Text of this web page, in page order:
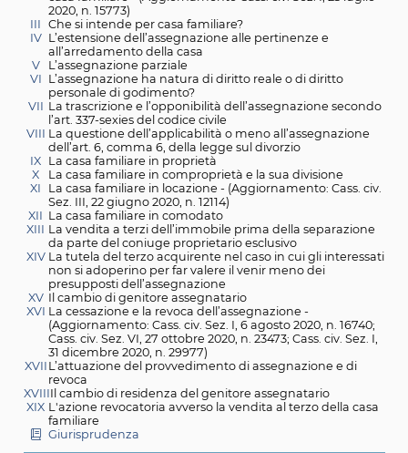
I La disciplina normativa uniforme
casa familiare dopo la riforma del 2013 e i suoi
problematici
II
La funzione e le conseguenze dell’assegnazione
casa familiare - (Aggiornamento Cass. civ. Sez. I, 23
2020, n. 15773)
III Che si intende per casa familiare?
L’estensione dell’assegnazione alle pertinenze e
all’arredamento della casa
V
L’assegnazione parziale
VI L’assegnazione ha natura di diritto reale o di diritto
personale di godimento?
VII La trascrizione e l’opponibilità dell’assegnazione
l’art. 337-sexies del codice civile
VIII La questione dell’applicabilità o meno
dell’art. 6, comma 6, della legge sul divorzio
La casa familiare in proprietà
La casa familiare in comproprietà e la sua divisione
XI
La casa familiare in locazione - (Aggiornamento:
Sez. III, 22 giugno 2020, n. 12114)
XII La casa familiare in comodato
XIII La vendita a terzi dell’immobile prima della
da parte del coniuge proprietario esclusivo
XIV La tutela del terzo acquirente nel caso in cui gli
non si adoperino per far valere il venir meno dei
presupposti dell’assegnazione
XV Il cambio di genitore assegnatario
XVI La cessazione e la revoca dell’assegnazione -